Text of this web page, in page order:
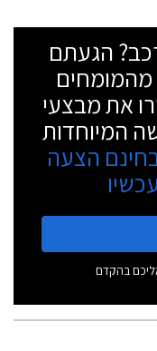
הגעתם
מהמומחים
את מבצעי
המיוחדות
הצעה
בהקדם